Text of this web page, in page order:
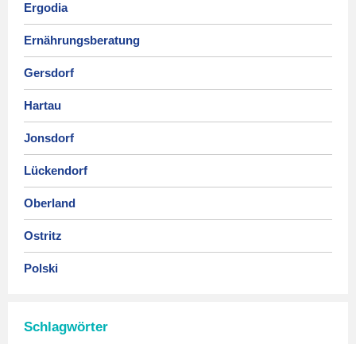
Ergodia
Ernährungsberatung
Gersdorf
Hartau
Jonsdorf
Lückendorf
Oberland
Ostritz
Polski
Schlagwörter